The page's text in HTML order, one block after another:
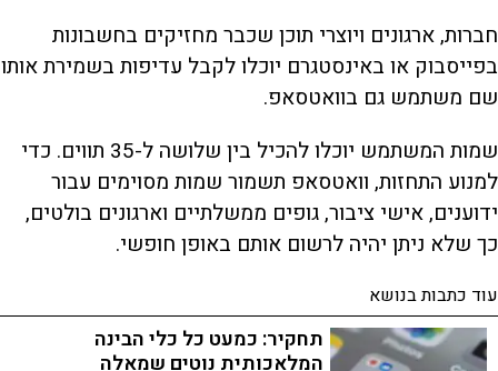
חברות, ארגונים ויוצרי תוכן שכבר מחזיקים בחשבונות
בפייסבוק או באינסטגרם יוכלו לקבל עדיפות בשמירת אותו
שם משתמש גם בוואטסאפ.
שמות המשתמש יוכלו להכיל בין שלושה ל-35 תווים. כדי
למנוע התחזות, וואטסאפ תשמור שמות מסוימים עבור
ידוענים, אישי ציבור, גופים ממשלתיים וארגונים בולטים,
כך שלא ניתן יהיה לרשום אותם באופן חופשי.
עוד כתבות בנושא
תחקיר: כמעט כל כלי הבינה
המלאכותית נוטים שמאלה